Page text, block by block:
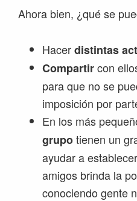
Ahora bien, ¿qué se
Hacerdistintas
Compartircon
para que no se
imposición por
En los más
grupotienen un
ayudar a
amigos brinda la
conociendo gente